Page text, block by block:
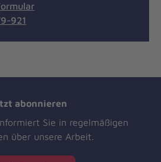
921
abonnieren
Sie in regelmäßigen
über unsere Arbeit.